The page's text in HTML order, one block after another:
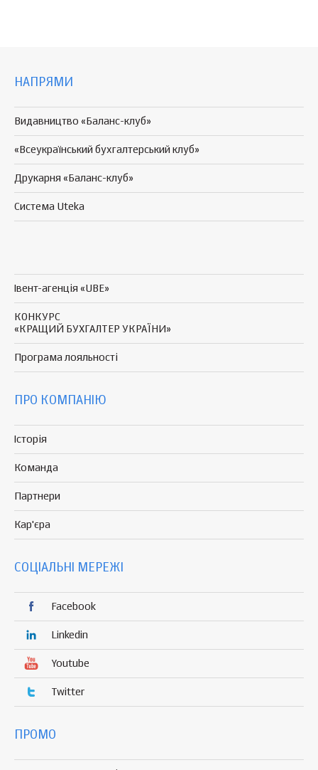
НАПРЯМИ
Видавництво «Баланс-клуб»
«Всеукраїнський бухгалтерський клуб»
Друкарня «Баланс-клуб»
Система Uteka
Івент-агенція «UBE»
КОНКУРС
«КРАЩИЙ БУХГАЛТЕР УКРАЇНИ»
Програма лояльності
ПРО КОМПАНІЮ
Історія
Команда
Партнери
Кар'єра
СОЦІАЛЬНІ МЕРЕЖІ
Facebook
Linkedin
Youtube
Twitter
ПРОМО